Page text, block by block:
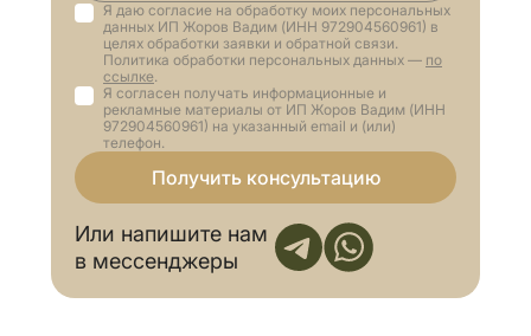
Или напишите нам
в мессенджеры
Я даю согласие на обработку моих персональных
данных ИП Жоров Вадим (ИНН 972904560961) в
целях обработки заявки и обратной связи.
Политика обработки персональных данных — по
ссылке.
Я согласен получать информационные и
рекламные материалы от ИП Жоров Вадим (ИНН
972904560961) на указанный email и (или)
телефон.
Получить консультацию